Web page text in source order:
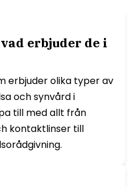
erbjuder de i
erbjuder olika typer av
och synvård i
till med allt från
kontaktlinser till